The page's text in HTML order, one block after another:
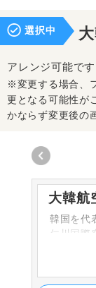
選択中
アレンジ可能で
※変更する場合、
更となる可能性が
かならず変更後の
大韓航
韓国を代
仁川国際
へは週
安全で快